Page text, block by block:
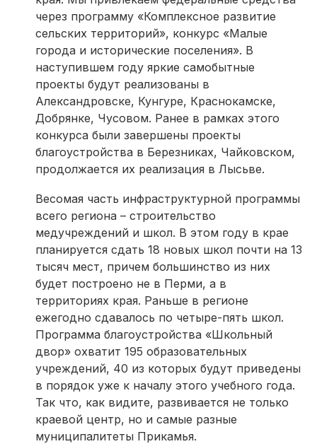
через программу «Комплексное развитие
сельских территорий», конкурс «Малые
города и исторические поселения». В
наступившем году яркие самобытные
проекты будут реализованы в
Александровске, Кунгуре, Краснокамске,
Добрянке, Чусовом. Ранее в рамках этого
конкурса были завершены проекты
благоустройства в Березниках, Чайковском,
продолжается их реализация в Лысьве.
Весомая часть инфраструктурной программы
всего региона – строительство
медучреждений и школ. В этом году в крае
планируется сдать 18 новых школ почти на 13
тысяч мест, причем большинство из них
будет построено не в Перми, а в
территориях края. Раньше в регионе
ежегодно сдавалось по четыре-пять школ.
Программа благоустройства «Школьный
двор» охватит 195 образовательных
учреждений, 40 из которых будут приведены
в порядок уже к началу этого учебного года.
Так что, как видите, развивается не только
краевой центр, но и самые разные
муниципалитеты Прикамья.